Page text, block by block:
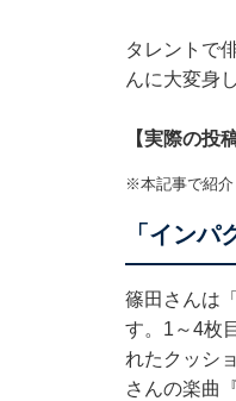
タレントで
んに大変身
【実際の投
※本記事で紹介
「インパ
篠田さんは
す。1～4枚
れたクッシ
さんの楽曲